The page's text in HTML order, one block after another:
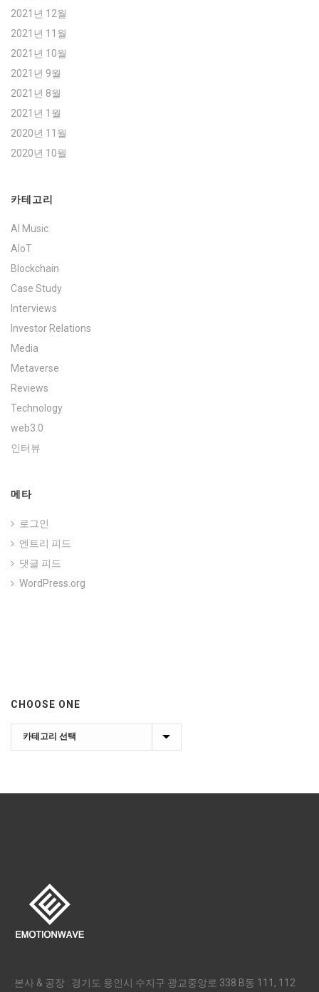
2021년 12월
2021년 11월
2021년 10월
2021년 9월
2021년 8월
2021년 1월
2020년 11월
2020년 10월
카테고리
AI Music
AIoT
Blockchain
Case Study
Interviews
Investor Relations
Media
Metaverse
Reviews
Technology
web3.0
인터뷰
메타
로그인
엔트리 피드
댓글 피드
WordPress.org
CHOOSE ONE
Choose
본사 & 공장 : 경기도 용인시 수지구 광교중앙로 338 B동 111, 112